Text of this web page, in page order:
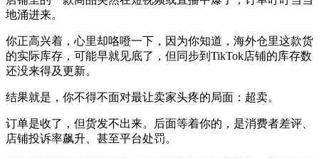
地涌进来。
你正高兴着，心里却咯噔一下，因为你知道，海外仓里这款货
的实际库存，可能早就见底了，但同步到TikTok店铺的库存数
还没来得及更新。
结果就是，你不得不面对最让卖家头疼的局面：超卖。
订单是收了，但货发不出来。后面等着你的，是消费者差评、
店铺投诉率飙升、甚至平台处罚。